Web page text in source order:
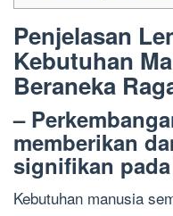
Penjelasan
Kebutuhan
Beraneka
–
memberikan
signifikan
Kebutuhan manusia